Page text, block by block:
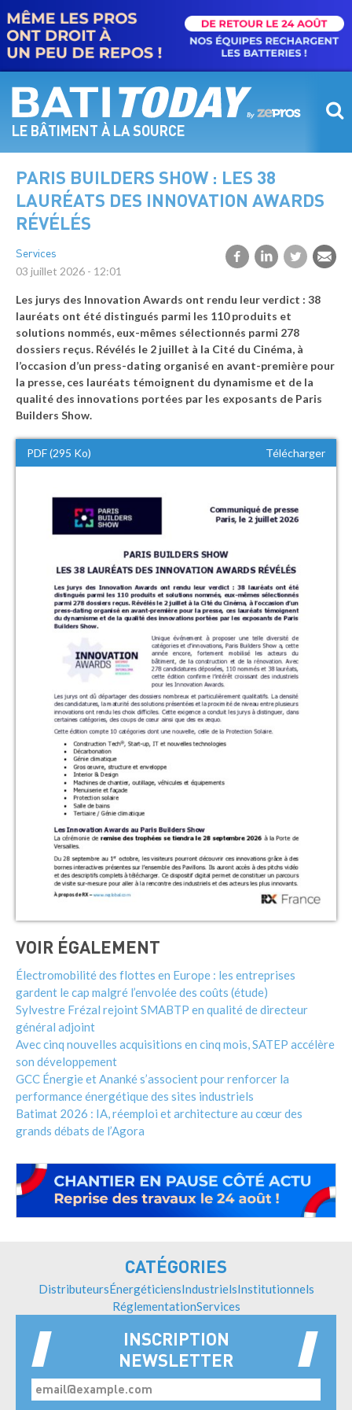
contenu
principal
LE BÂTIMENT À LA SOURCE
PARIS BUILDERS SHOW : LES 38
LAURÉATS DES INNOVATION AWARDS
RÉVÉLÉS
Services
03 juillet 2026 - 12:01
Les jurys des Innovation Awards ont rendu leur verdict : 38
lauréats ont été distingués parmi les 110 produits et
solutions nommés, eux-mêmes sélectionnés parmi 278
dossiers reçus. Révélés le 2 juillet à la Cité du Cinéma, à
l’occasion d’un press-dating organisé en avant-première pour
la presse, ces lauréats témoignent du dynamisme et de la
qualité des innovations portées par les exposants de Paris
Builders Show.
PDF (295 Ko) Télécharger
VOIR ÉGALEMENT
Électromobilité des flottes en Europe : les entreprises
gardent le cap malgré l’envolée des coûts (étude)
Sylvestre Frézal rejoint SMABTP en qualité de directeur
général adjoint
Avec cinq nouvelles acquisitions en cinq mois, SATEP accélère
son développement
GCC Énergie et Ananké s’associent pour renforcer la
performance énergétique des sites industriels
Batimat 2026 : IA, réemploi et architecture au cœur des
grands débats de l’Agora
CATÉGORIES
DistributeursÉnergéticiensIndustrielsInstitutionnels
RéglementationServices
INSCRIPTION
NEWSLETTER